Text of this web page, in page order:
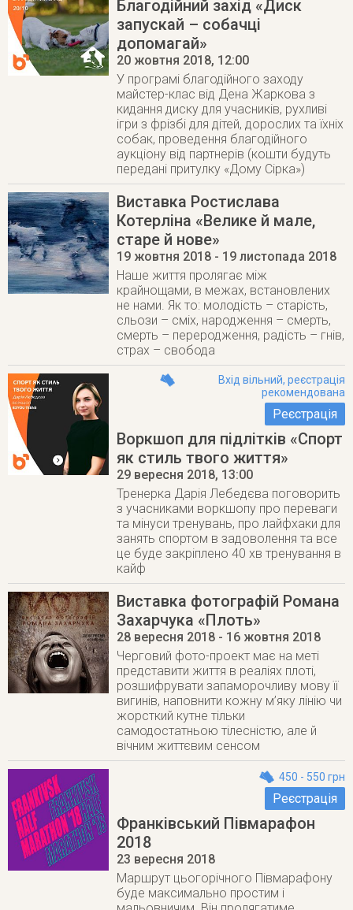
Благодійний захід «Диск
запускай – собачці
допомагай»
20 жовтня 2018, 12:00
У програмі благодійного заходу
майстер-клас від Дена Жаркова з
кидання диску для учасників, рухливі
ігри з фрізбі для дітей, дорослих та їхніх
собак, проведення благодійного
аукціону від партнерів (кошти будуть
передані притулку «Дому Сірка»)
Виставка Ростислава
Котерліна «Велике й мале,
старе й нове»
19 жовтня 2018 - 19 листопада 2018
Наше життя пролягає між
крайнощами, в межах, встановлених
не нами. Як то: молодість – старість,
сльози – сміх, народження – смерть,
смерть – переродження, радість – гнів,
страх – свобода
Вхід вільний, реєстрація
рекомендована
Реєстрація
Воркшоп для підлітків «Спорт
як стиль твого життя»
29 вересня 2018, 13:00
Тренерка Дарія Лебедєва поговорить
з учасниками воркшопу про переваги
та мінуси тренувань, про лайфхаки для
занять спортом в задоволення та все
це буде закріплено 40 хв тренування в
кайф
Виставка фотографій Романа
Захарчука «Плоть»
28 вересня 2018 - 16 жовтня 2018
Черговий фото-проект має на меті
представити життя в реаліях плоті,
розшифрувати запаморочливу мову її
вигинів, наповнити кожну м’яку лінію чи
жорсткий кутне тільки
самодостатньою тілесністю, але й
вічним життєвим сенсом
450 - 550 грн
Реєстрація
Франківський Півмарафон
2018
23 вересня 2018
Маршрут цьогорічного Півмарафону
буде максимально простим і